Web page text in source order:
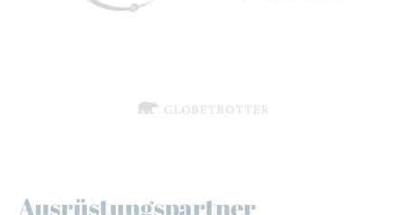
Ausrüstungspartner